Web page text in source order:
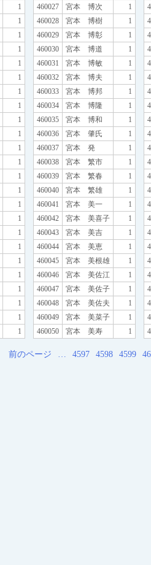
1
1
1
1
1
1
1
1
1
1
1
1
1
1
1
1
1
1
1
1
1
1
1
1
460027
宮本 博次
1
460028
宮本 博樹
1
460029
宮本 博彰
1
460030
宮本 博道
1
460031
宮本 博敏
1
460032
宮本 博夫
1
460033
宮本 博邦
1
460034
宮本 博隆
1
460035
宮本 博和
1
460036
宮本 肇氏
1
460037
宮本 発
1
460038
宮本 繁市
1
460039
宮本 繁春
1
460040
宮本 繁雄
1
460041
宮本 美一
1
460042
宮本 美喜子
1
460043
宮本 美吉
1
460044
宮本 美恵
1
460045
宮本 美根雄
1
460046
宮本 美佐江
1
460047
宮本 美佐子
1
460048
宮本 美佐夫
1
460049
宮本 美菜子
1
460050
宮本 美寿 1
前のページ … 4597 4598 4599